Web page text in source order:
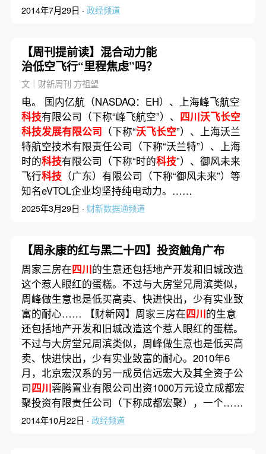
2014年7月29日 · 政经频道
【周刊提前读】混合动力能
治低空飞行“里程焦虑”吗？
文｜财新周刊 方祖望
电。 国内亿航（NASDAQ：EH）、上海峰飞航空
科技有限公司（下称“峰飞航空”）、 四川沃飞长空
科技发展有限公司 （下称“沃飞长空”）、上海沃兰
特航空技术有限责任公司（下称“沃兰特”）、上海
时的科技有限公司（下称“时的科技”）、御风未来
飞行科技（广东）有限公司（下称“御风未来”）等
知名eVTOL企业均坚持纯电动力。……
2025年3月29日 · 财新数据通频道
【周永康的红与黑二十四】投资触角广布
周家三房在四川的生意还包括地产开发和旧城改造
这个惹人眼红的蛋糕。不过与大房堂兄周滨类似，
周峰做生意也是低买高卖、快进快出，少有实业致
富的耐心…… 【财新网】周家三房在四川的生意
还包括地产开发和旧城改造这个惹人眼红的蛋糕。
不过与大房堂兄周滨类似，周峰做生意也是低买高
卖、快进快出，少有实业致富的耐心。2010年6
月，北京宏汉系的另一成员信远宏大及其全资子公
司四川蓉腾置业有限公司出资1000万元设立成都宏
聚投资有限责任公司（下称成都宏聚），一个……
2014年10月22日 · 政经频道